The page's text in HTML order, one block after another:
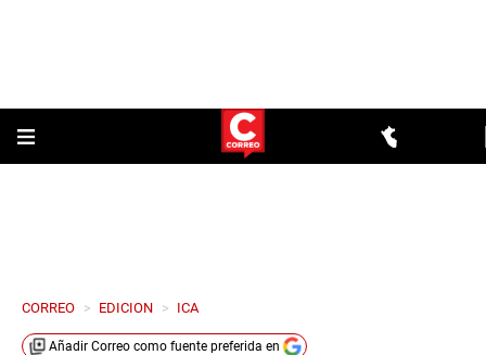
CORREO > EDICION > ICA
Añadir Correo como fuente preferida en